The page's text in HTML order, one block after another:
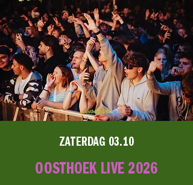
ZATERDAG 03.10
OOSTHOEK LIVE 2026